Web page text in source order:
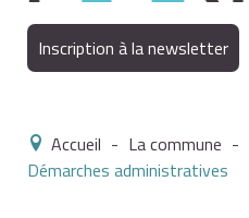
Inscription à la newsletter
Accueil - La commune -
Démarches administratives